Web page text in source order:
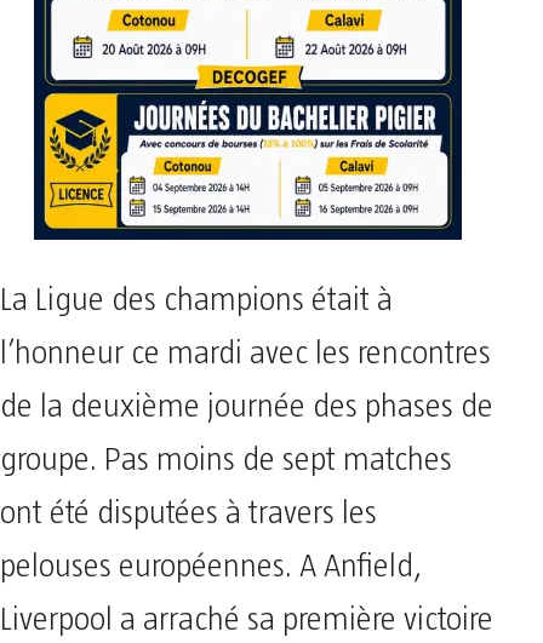
La Ligue des champions était à
l’honneur ce mardi avec les rencontres
de la deuxième journée des phases de
groupe. Pas moins de sept matches
ont été disputées à travers les
pelouses européennes. A Anfield,
Liverpool a arraché sa première victoire